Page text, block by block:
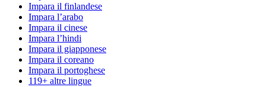
Impara il finlandese
Impara l’arabo
Impara il cinese
Impara l’hindi
Impara il giapponese
Impara il coreano
Impara il portoghese
119+ altre lingue